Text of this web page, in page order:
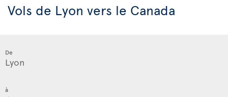
Vols de Lyon vers le Canada
De
à